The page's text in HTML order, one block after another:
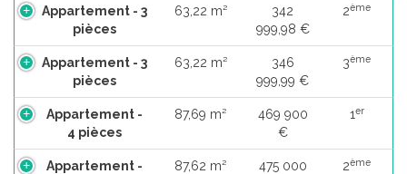
Appartement - 3
pièces
63,22 m²
342
999,98 €
2ème
Appartement - 3
pièces
63,22 m²
346
999,99 €
3ème
Appartement -
4 pièces
87,69 m²
469 900
€
1er
Appartement -
87,62 m²
475 000
2ème